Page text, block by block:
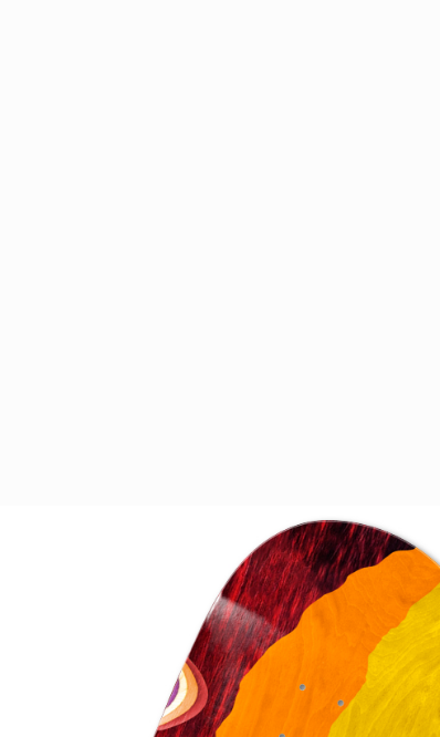
VOICE OF FREEDOM
TONY ALVA / トニー・ア
2026.08.07